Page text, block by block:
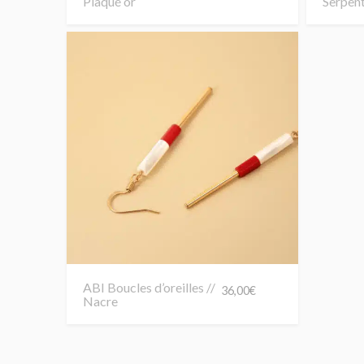
ABI Boucles d’oreilles //
Nacre
36,00€